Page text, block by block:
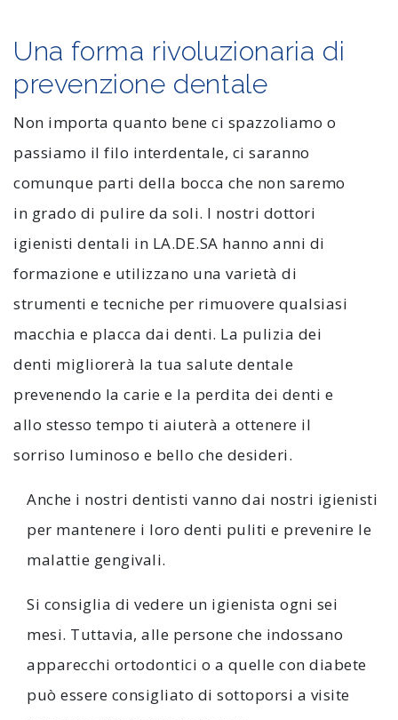
Una forma rivoluzionaria di
prevenzione dentale
Non importa quanto bene ci spazzoliamo o
passiamo il filo interdentale, ci saranno
comunque parti della bocca che non saremo
in grado di pulire da soli. I nostri dottori
igienisti dentali in LA.DE.SA hanno anni di
formazione e utilizzano una varietà di
strumenti e tecniche per rimuovere qualsiasi
macchia e placca dai denti. La pulizia dei
denti migliorerà la tua salute dentale
prevenendo la carie e la perdita dei denti e
allo stesso tempo ti aiuterà a ottenere il
sorriso luminoso e bello che desideri.
Anche i nostri dentisti vanno dai nostri igienisti
per mantenere i loro denti puliti e prevenire le
malattie gengivali.
Si consiglia di vedere un igienista ogni sei
mesi. Tuttavia, alle persone che indossano
apparecchi ortodontici o a quelle con diabete
può essere consigliato di sottoporsi a visite